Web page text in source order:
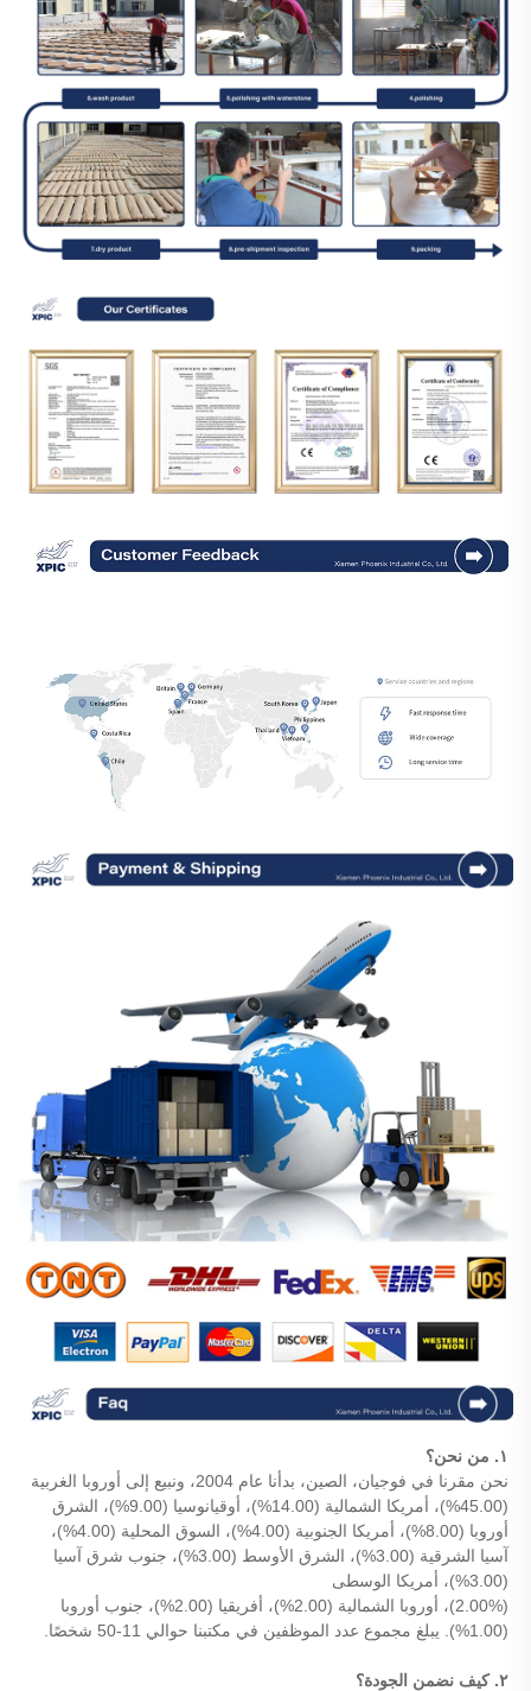
١. من نحن؟
نحن مقرنا في فوجيان، الصين، بدأنا عام 2004، ونبيع إلى أوروبا الغربية
(45.00%)، أمريكا الشمالية (14.00%)، أوقيانوسيا (9.00%)، الشرق
أوروبا (8.00%)، أمريكا الجنوبية (4.00%)، السوق المحلية (4.00%)،
آسيا الشرقية (3.00%)، الشرق الأوسط (3.00%)، جنوب شرق آسيا
(3.00%)، أمريكا الوسطى
(2.00%)، أوروبا الشمالية (2.00%)، أفريقيا (2.00%)، جنوب أوروبا
(1.00%). يبلغ مجموع عدد الموظفين في مكتبنا حوالي 11-50 شخصًا.
٢. كيف نضمن الجودة؟